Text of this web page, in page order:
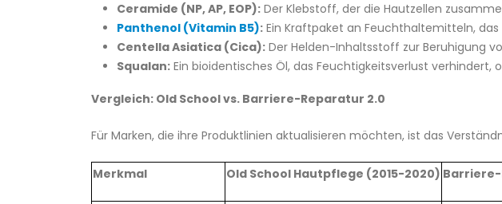
Ceramide (NP, AP, EOP): Der Klebstoff, der die Hautzellen
Panthenol (Vitamin B5): Ein Kraftpaket an Feuchthaltemitteln,
Centella Asiatica (Cica): Der Helden-Inhaltsstoff zur Beruhigung
Squalan: Ein bioidentisches Öl, das Feuchtigkeitsverlust verhindert,
Vergleich: Old School vs. Barriere-Reparatur 2.0
Für Marken, die ihre Produktlinien aktualisieren möchten, ist das
Merkmal Old School Hautpflege (2015-2020) Barriere-